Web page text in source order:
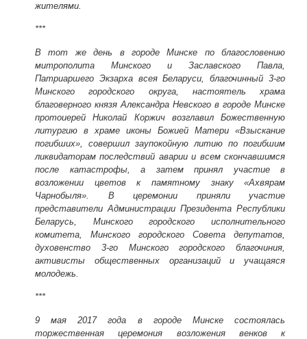
жителями.
***
В тот же день в городе Минске по благословению
митрополита Минского и Заславского Павла,
Патриаршего Экзарха всея Беларуси, благочинный 3-го
Минского городского округа, настоятель храма
благоверного князя Александра Невского в городе Минске
протоиерей Николай Коржич возглавил Божественную
литургию в храме иконы Божией Матери «Взыскание
погибших», совершил заупокойную литию по погибшим
ликвидаторам последствий аварии и всем скончавшимся
после катастрофы, а затем принял участие в
возложении цветов к памятному знаку «Ахвярам
Чарнобыля». В церемонии приняли участие
представители Администрации Президента Республики
Беларусь, Минского городского исполнительного
комитета, Минского городского Совета депутатов,
духовенство 3-го Минского городского благочиния,
активисты общественных организаций и учащаяся
молодежь.
***
9 мая 2017 года в городе Минске состоялась
торжественная церемония возложения венков к